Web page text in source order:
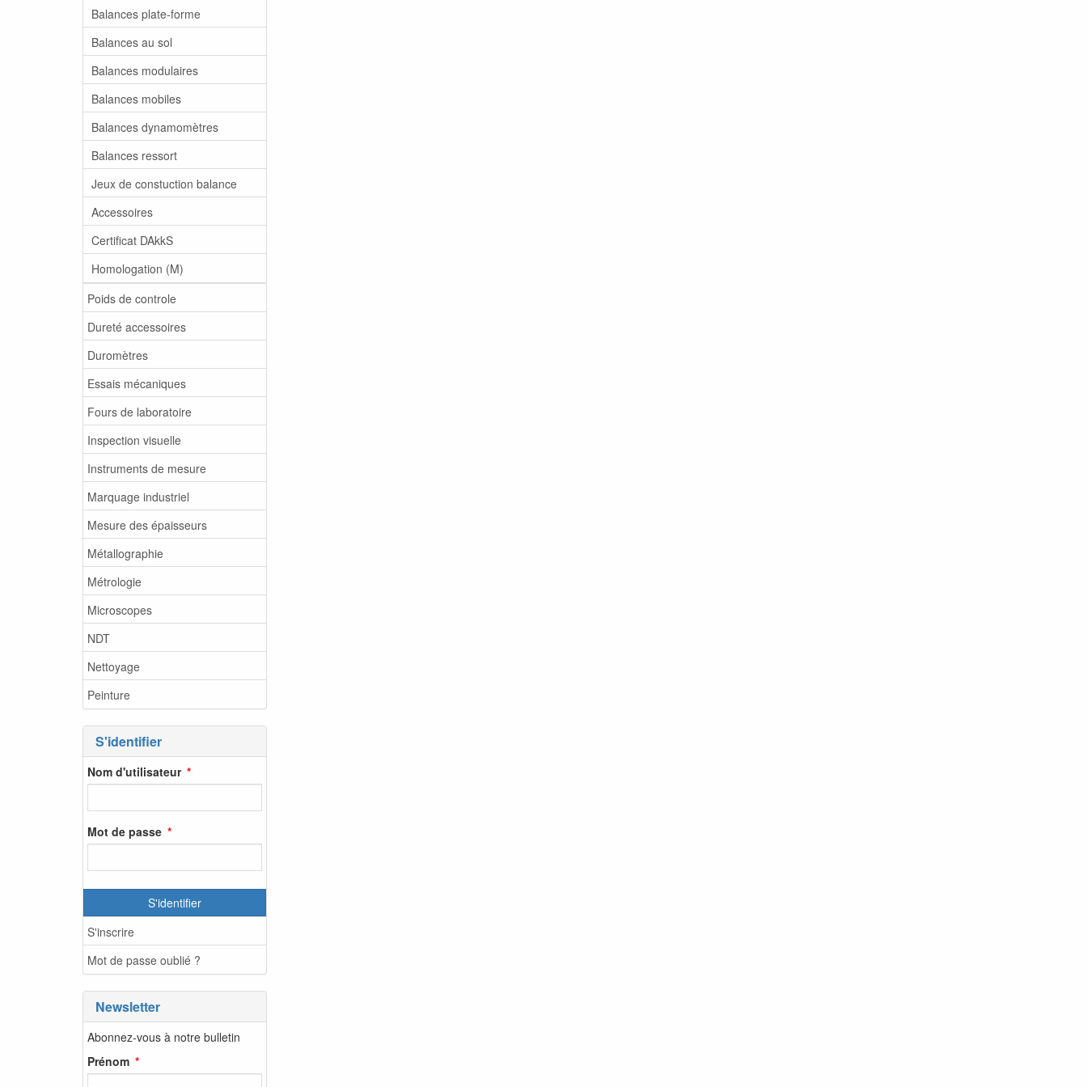
Balances plate-forme
Balances au sol
Balances modulaires
Balances mobiles
Balances dynamomètres
Balances ressort
Jeux de constuction balance
Accessoires
Certificat DAkkS
Homologation (M)
Poids de controle
Dureté accessoires
Duromètres
Essais mécaniques
Fours de laboratoire
Inspection visuelle
Instruments de mesure
Marquage industriel
Mesure des épaisseurs
Métallographie
Métrologie
Microscopes
NDT
Nettoyage
Peinture
S'identifier
Nom d'utilisateur
Mot de passe
S'identifier
S'inscrire
Mot de passe oublié ?
Newsletter
Abonnez-vous à notre bulletin
Prénom